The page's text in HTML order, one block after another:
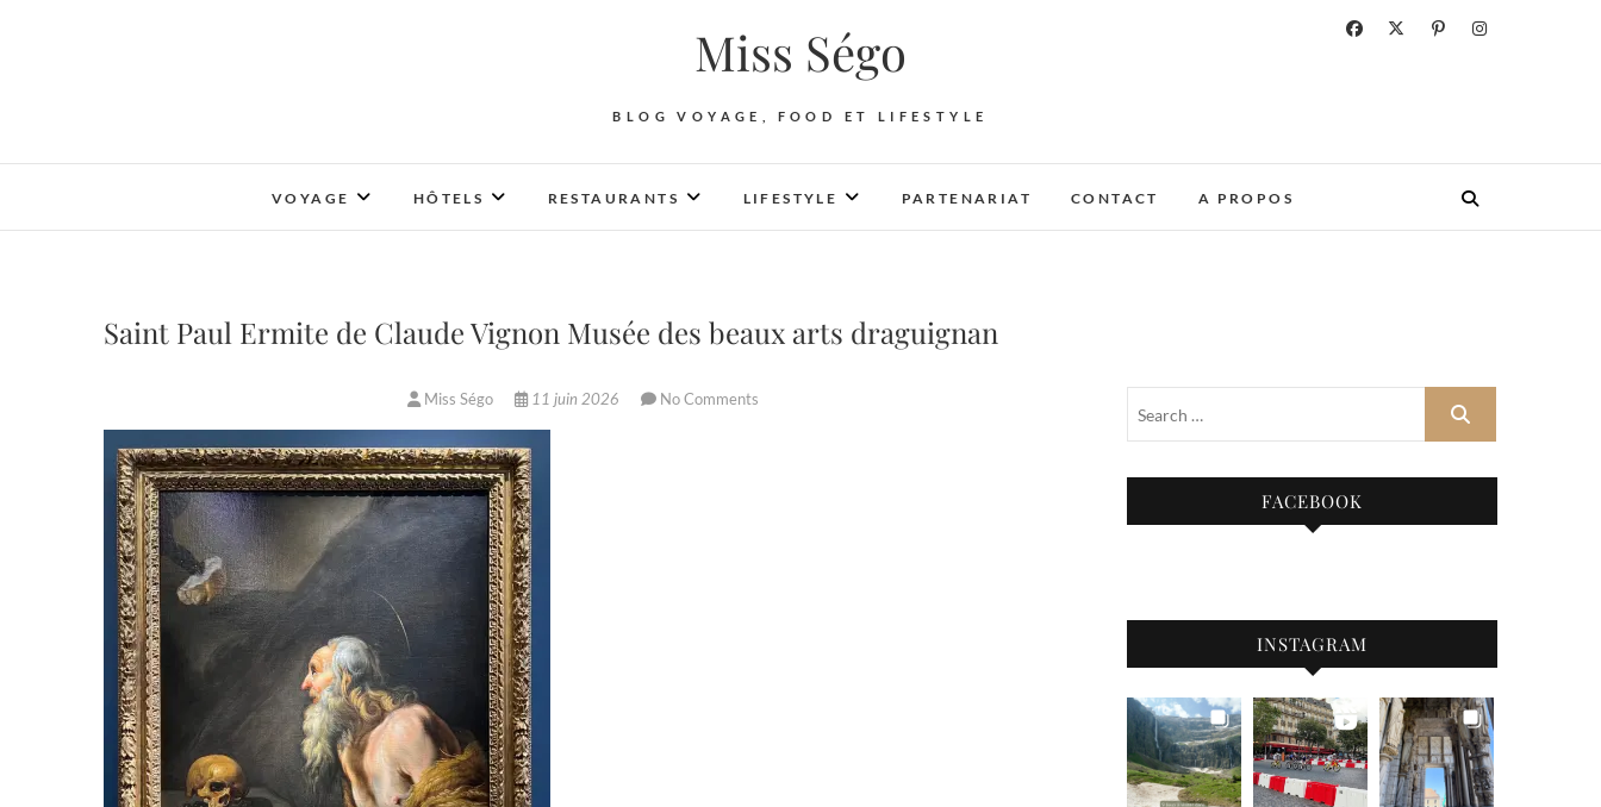
Miss Ségo
BLOG VOYAGE, FOOD ET LIFESTYLE
VOYAGE HÔTELS RESTAURANTS LIFESTYLE PARTENARIAT CONTACT A PROPOS
Saint Paul Ermite de Claude Vignon Musée des beaux arts draguignan
Miss Ségo 11 juin 2026 No Comments
FACEBOOK
INSTAGRAM